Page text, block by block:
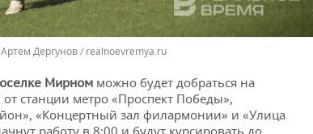
Артем Дергунов / realnoevremya.ru
Мирном можно будет добраться на
станции метро «Проспект Победы»,
«Концертный зал филармонии» и «Улица
работу в 8:00 и будут курсировать до